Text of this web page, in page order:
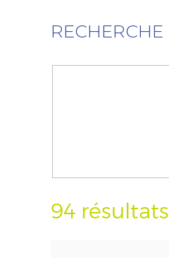
RECHERCHE
94 résultats